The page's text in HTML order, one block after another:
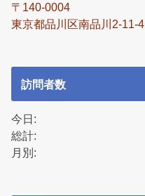
〒140-0004
東京都品川区南品川2-11-4
訪問者数
今日:
総計:
月別: